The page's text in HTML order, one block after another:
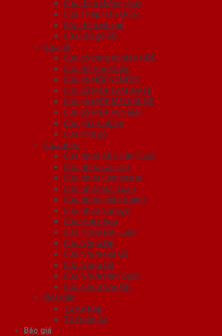
Cửa thép chống cháy
Cửa Thép Hàn Quốc
Cửa thép vân gỗ
Cửa vân gỗ 5D
Cửa gỗ
Cửa gỗ công nghiệp HDF
Cửa Gỗ Hàn Quốc
Cửa gỗ HDF VENEER
Cửa gỗ MDF LAMINATE
Cửa gỗ MDF MELAMINE
Cửa gỗ MDF VENEER
Cửa gỗ tự nhiên
Cửa vòm gỗ
Cửa nhựa
Cửa nhựa ABS Hàn Quốc
Cửa nhựa cao cấp
Cửa nhựa Composite
Cửa nhựa Đài Loan
Cửa nhựa ghép thanh
Cửa nhựa Sungyu
Cửa vòm nhựa
Cửa Nhựa Đài Loan
Cửa Nhựa Đẹp
Cửa Nhựa Giả Gỗ
Cửa Nhựa Gỗ
Cửa Nhựa Hàn Quốc
Cửa Nhựa Vân Gỗ
Nội thất
Tủ Kệ Bếp
Tủ Quần Áo
Báo giá